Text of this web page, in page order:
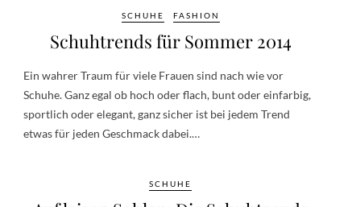
SCHUHE FASHION
Schuhtrends für Sommer 2014
Ein wahrer Traum für viele Frauen sind nach wie vor
Schuhe. Ganz egal ob hoch oder flach, bunt oder einfarbig,
sportlich oder elegant, ganz sicher ist bei jedem Trend
etwas für jeden Geschmack dabei.…
SCHUHE